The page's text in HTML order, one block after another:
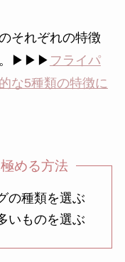
それぞれの特徴
。▶︎▶︎▶︎ フライパ
な5種類の特徴に
める方法
の種類を選ぶ
いものを選ぶ